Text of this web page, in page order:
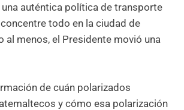
una auténtica política de transporte
todo en la ciudad de
al menos, el Presidente movió una
de cuán polarizados
y cómo esa polarización